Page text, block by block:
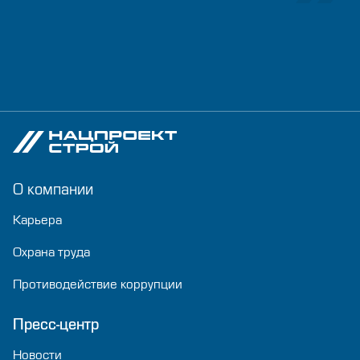
О компании
Карьера
Охрана труда
Противодействие коррупции
Пресс-центр
Новости